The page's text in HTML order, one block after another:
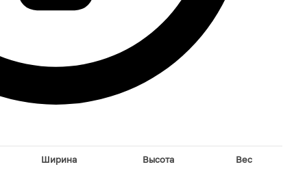
Ширина Высота Вес